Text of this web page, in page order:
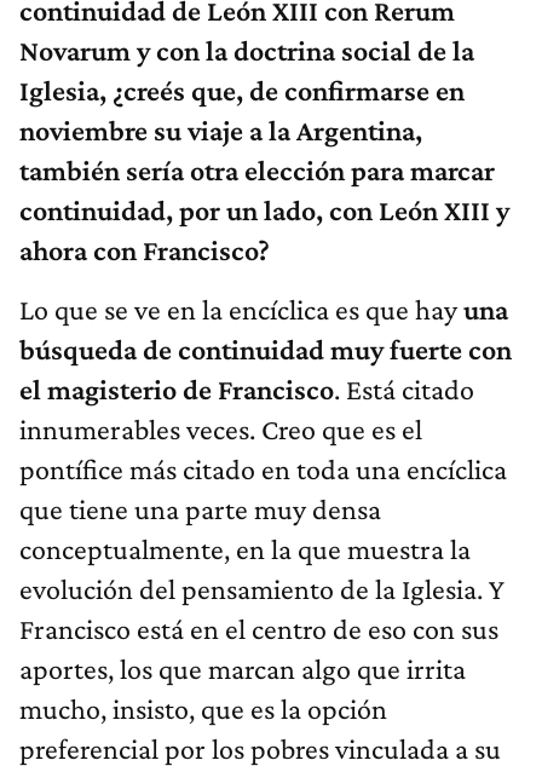
continuidad de León XIII con Rerum
Novarum y con la doctrina social de la
Iglesia, ¿creés que, de confirmarse en
noviembre su viaje a la Argentina,
también sería otra elección para marcar
continuidad, por un lado, con León XIII y
ahora con Francisco?
Lo que se ve en la encíclica es que hayuna
búsqueda de continuidad muy fuerte con
el magisterio de Francisco. Está citado
innumerables veces. Creo que es el
pontífice más citado en toda una encíclica
que tiene una parte muy densa
conceptualmente, en la que muestra la
evolución del pensamiento de la Iglesia. Y
Francisco está en el centro de eso con sus
aportes, los que marcan algo que irrita
mucho, insisto, que es la opción
preferencial por los pobres vinculada a su